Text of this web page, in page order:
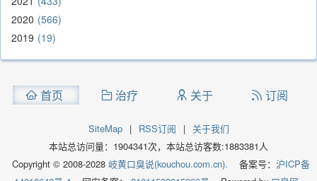
2020 566
2019 19
首页 治疗 关于 订阅
SiteMap | RSS订阅 |
关于我们
本站总访问量： 1904341次，本站总访客数:1883381人
Copyright © 2008-2028 岐黄口臭说(kouchou.com.cn). 备案号： 沪ICP备